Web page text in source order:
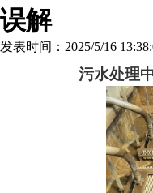
误解
发表时间：2025/5/16
污水处理